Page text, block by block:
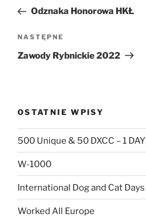
wpisOdznaka Honorowa HKŁ
Następny
wpis
NASTĘPNE
Zawody Rybnickie 2022
OSTATNIE WPISY
500 Unique & 50 DXCC – 1 DAY
W-1000
International Dog and Cat Days
Worked All Europe